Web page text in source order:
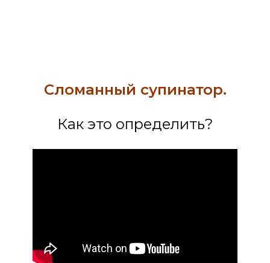
Сломанный супинатор.
Как это определить?